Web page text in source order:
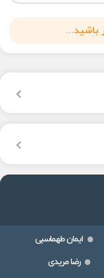
باشید...
ایمان طهماسبی
رضا مریدی